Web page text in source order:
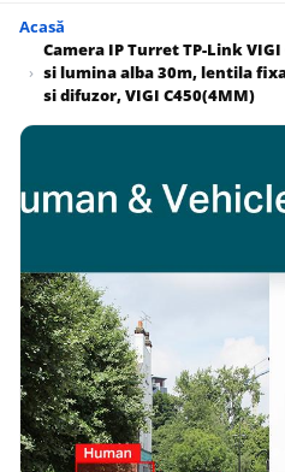
Acasă
Camera IP Turret TP-Link
si lumina alba 30m, lentila
si difuzor, VIGI C450(4MM)